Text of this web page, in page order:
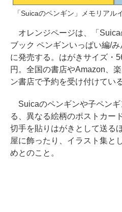
「Suicaのペンギン」メモリアル
オレンジページは、「Suica
ブック ペンギンいっぱい編/
に発売する。はがきサイズ・
円。全国の書店やAmazon、
ン書店で予約を受け付けている
Suicaのペンギンや子ペンギ
る、異なる絵柄のポストカー
切手を貼りはがきとして送る
屋に飾ったり、イラスト集と
めとのこと。